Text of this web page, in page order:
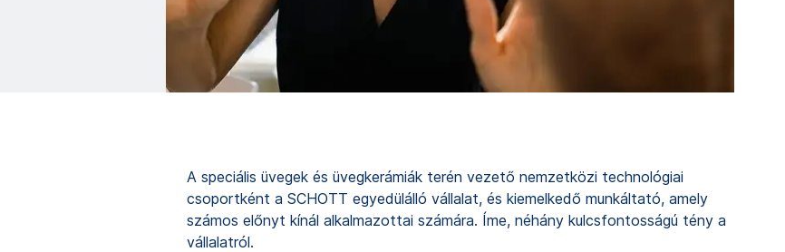
A speciális üvegek és üvegkerámiák terén vezető nemzetközi technológiai
csoportként a SCHOTT egyedülálló vállalat, és kiemelkedő munkáltató, amely
számos előnyt kínál alkalmazottai számára. Íme, néhány kulcsfontosságú tény a
vállalatról.